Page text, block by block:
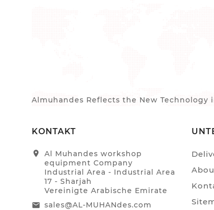
Almuhandes Reflects the New
KONTAKT
location_on
Al Muhandes workshop
equipment Company
Industrial Area - Industrial Area
17 - Sharjah
Vereinigte Arabische Emirate
email sales@AL-MUHANdes.com